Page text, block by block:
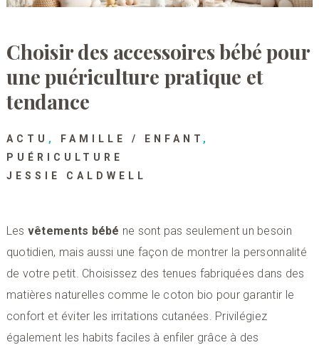
Choisir des accessoires bébé pour
une puériculture pratique et
tendance
ACTU , FAMILLE / ENFANT ,
PUÉRICULTURE
JESSIE CALDWELL
Les vêtements bébé ne sont pas seulement un besoin
quotidien, mais aussi une façon de montrer la personnalité
de votre petit. Choisissez des tenues fabriquées dans des
matières naturelles comme le coton bio pour garantir le
confort et éviter les irritations cutanées. Privilégiez
également les habits faciles à enfiler grâce à des